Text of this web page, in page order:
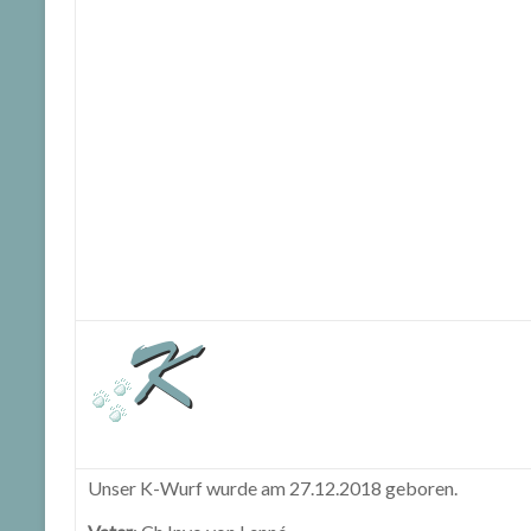
Unser K-Wurf wurde am 27.12.2018 geboren.